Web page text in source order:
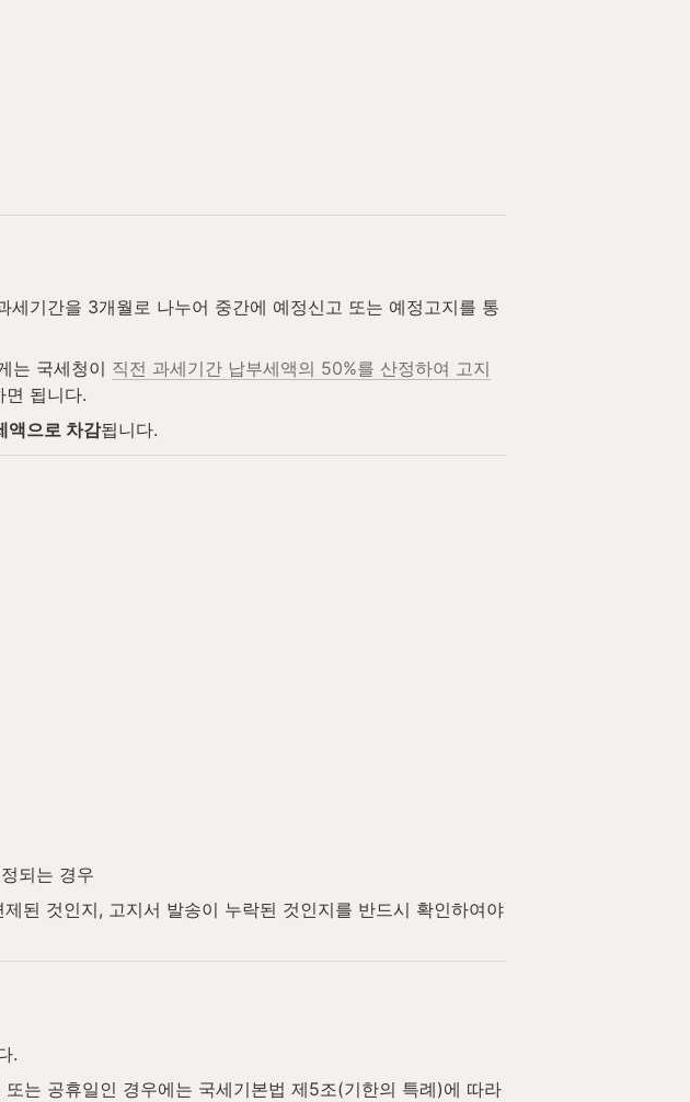
기간을 3개월로 나누어 중간에 예정신고 또는 예정고지를 통
는 국세청이 직전 과세기간 납부세액의 50%를 산정하여 고지
됩니다.
액으로 차감됩니다.
되는 경우
된 것인지, 고지서 발송이 누락된 것인지를 반드시 확인하여야
.
는 공휴일인 경우에는 국세기본법 제5조(기한의 특례)에 따라